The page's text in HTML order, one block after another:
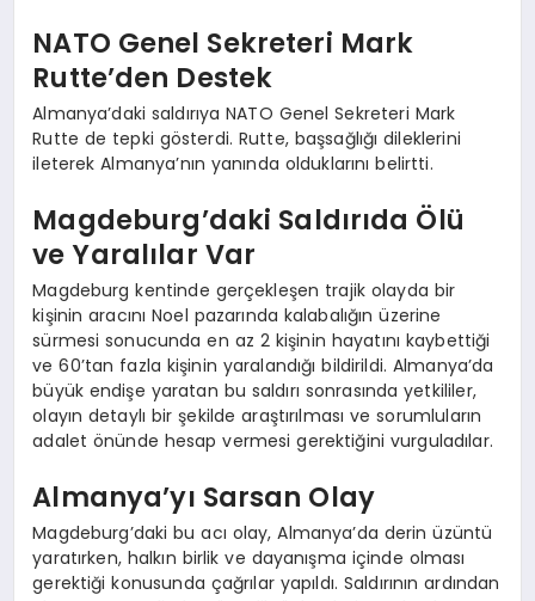
NATO Genel Sekreteri Mark
Rutte’den Destek
Almanya’daki saldırıya NATO Genel Sekreteri Mark
Rutte de tepki gösterdi. Rutte, başsağlığı dileklerini
ileterek Almanya’nın yanında olduklarını belirtti.
Magdeburg’daki Saldırıda Ölü
ve Yaralılar Var
Magdeburg kentinde gerçekleşen trajik olayda bir
kişinin aracını Noel pazarında kalabalığın üzerine
sürmesi sonucunda en az 2 kişinin hayatını kaybettiği
ve 60’tan fazla kişinin yaralandığı bildirildi. Almanya’da
büyük endişe yaratan bu saldırı sonrasında yetkililer,
olayın detaylı bir şekilde araştırılması ve sorumluların
adalet önünde hesap vermesi gerektiğini vurguladılar.
Almanya’yı Sarsan Olay
Magdeburg’daki bu acı olay, Almanya’da derin üzüntü
yaratırken, halkın birlik ve dayanışma içinde olması
gerektiği konusunda çağrılar yapıldı. Saldırının ardından